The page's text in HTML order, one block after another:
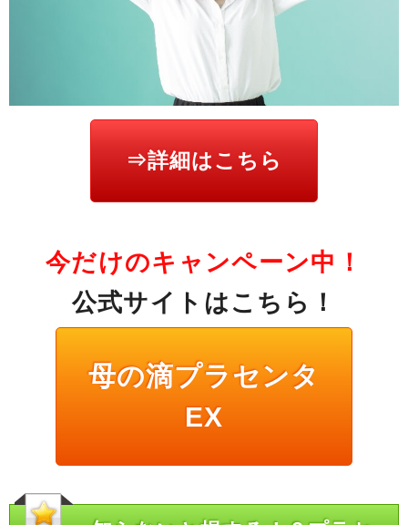
⇒詳細はこちら
今だけのキャンペーン中！
公式サイトはこちら！
母の滴プラセンタ
EX